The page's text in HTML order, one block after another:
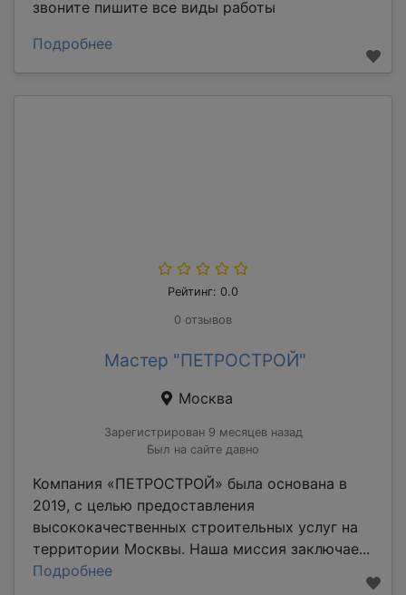
звоните пишите все виды работы
Подробнее
Рейтинг: 0.0
0 отзывов
Мастер "ПЕТРОСТРОЙ"
Москва
Зарегистрирован 9 месяцев назад
Был на сайте давно
Компания «ПЕТРОСТРОЙ» была основана в
2019, с целью предоставления
высококачественных строительных услуг на
территории Москвы. Наша миссия заключае...
Подробнее